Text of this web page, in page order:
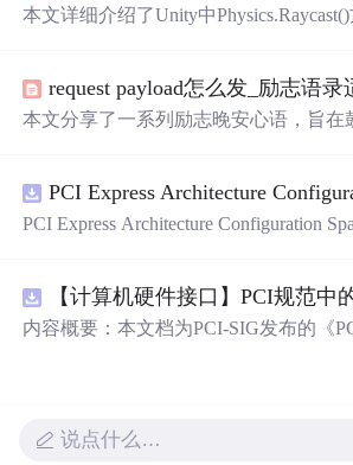
本文详细介绍了Unity中
本文分享了一系列励志晚安心语，旨在
PCI Express Architecture Configuration
内容概要：本文档为PCI-SIG发布的《
说点什么…